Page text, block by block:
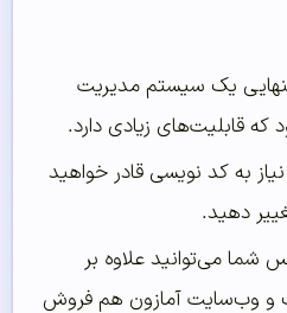
یک سیستم مدیریت
قابلیت‌های زیادی دارد.
به کد نویسی قادر خواهید
شما می‌توانید علاوه بر
و وب‌سایت آمازون هم فروش